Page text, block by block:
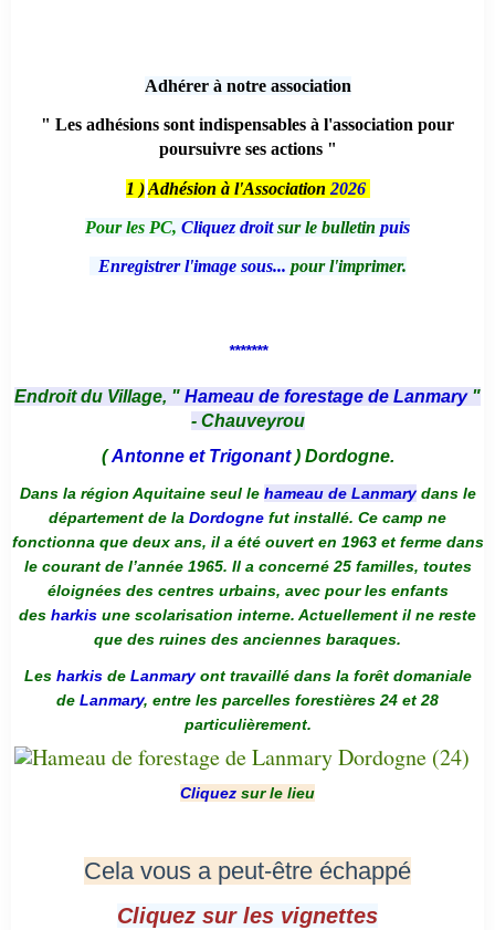
Adhérer à notre association
" Les adhésions sont indispensables à l'association pour
poursuivre ses actions "
1 ) Adhésion à l'Association 2026
Pour les PC, Cliquez droitsur le bulletin puis
Enregistrer l'image sous... pour l'imprimer.
*******
Endroit du Village, " Hameau de forestage de Lanmary "
- Chauveyrou
(Antonne et Trigonant) Dordogne.
Dans la région Aquitaine seul le hameau de Lanmarydans le
département de la Dordogne fut installé. Ce camp ne
fonctionna que deux ans, il a été ouvert en 1963 et ferme dans
le courant de l’année 1965. Il a concerné 25 familles, toutes
éloignées des centres urbains, avec pour les enfants
des harkis une scolarisation interne. Actuellement il ne reste
que des ruines des anciennes baraques.
Les harkis de Lanmaryont travaillé dans la forêt domaniale
de Lanmary, entre les parcelles forestières 24 et 28
particulièrement.
Cliquez sur le lieu
Cela vous a peut-être échappé
Cliquez sur les vignettes